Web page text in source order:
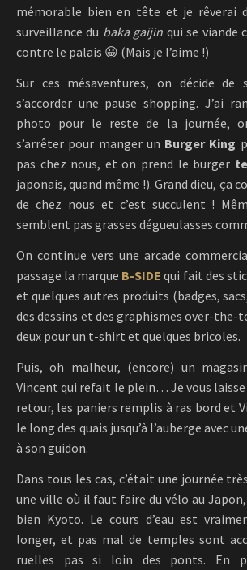
mémorable bien en tête et je rêverai
surveillance du baka gaijin qui se viande
contre le palais 😀 (Mais je l’aime !)
Sur ces mésaventures, on décide de
s’accorder une pause shopping. J’ai
photo pour le reste de la journée,
s’arrêter pour manger un Burger King
pas chez nous, et on prend le burger
japonais, quand même !). Grand dieu, ça
de chez nous et c’est succulent !
semblent pas grasses dégueulasses
On continue vers une arcade
passage la marque B-SIDE qui fait des
et quelques autres produits (badges,
des dessins et des graphismes over-the-
deux pour un t-shirt et quelques bricoles.
Puis, oh malheur, (encore) un
Vincent qui refait le plein… Je vous
retour, les paniers remplis à ras bord et
le long des quais jusqu’à l’auberge avec
à son guidon.
Dans tous les cas, c’était une journée
une ville où il faut faire du vélo au Japon,
bien Kyoto. Le cours d’eau est
longer, et pas mal de temples sont
ruelles pas si loin des ponts. En